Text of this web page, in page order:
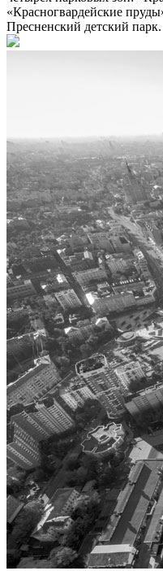
«Красногвардейские
Пресненский детский парк.